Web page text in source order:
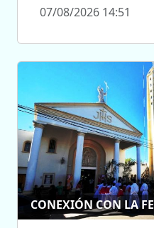
07/08/2026 14:51
CONEXIÓN CON LA FE